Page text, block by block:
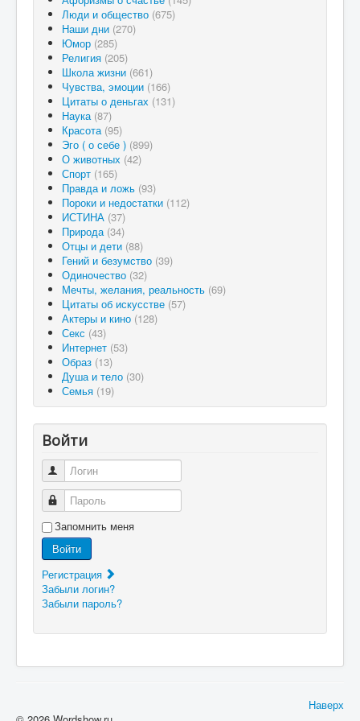
Люди и общество (675)
Наши дни (270)
Юмор (285)
Религия (205)
Школа жизни (661)
Чувства, эмоции (166)
Цитаты о деньгах (131)
Наука (87)
Красота (95)
Эго ( о себе ) (899)
О животных (42)
Спорт (165)
Правда и ложь (93)
Пороки и недостатки (112)
ИСТИНА (37)
Природа (34)
Отцы и дети (88)
Гений и безумство (39)
Одиночество (32)
Мечты, желания, реальность (69)
Цитаты об искусстве (57)
Актеры и кино (128)
Секс (43)
Интернет (53)
Образ (13)
Душа и тело (30)
Семья (19)
Войти
Логин
Пароль
Запомнить меня
Войти
Регистрация
Забыли логин?
Забыли пароль?
Наверх